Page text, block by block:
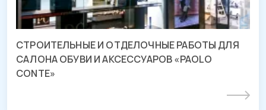
СТРОИТЕЛЬНЫЕ И ОТДЕЛОЧНЫЕ РАБОТЫ ДЛЯ
САЛОНА ОБУВИ И АКСЕССУАРОВ «PAOLO
CONTE»
Подробнее